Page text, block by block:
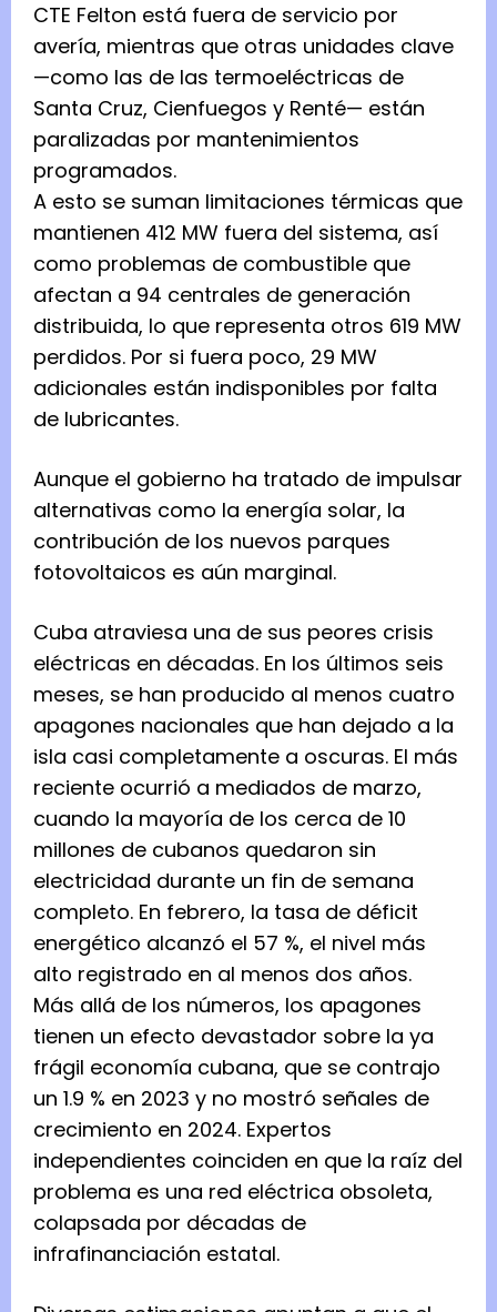
CTE Felton está fuera de servicio por
avería, mientras que otras unidades clave
—como las de las termoeléctricas de
Santa Cruz, Cienfuegos y Renté— están
paralizadas por mantenimientos
programados.
A esto se suman limitaciones térmicas que
mantienen 412 MW fuera del sistema, así
como problemas de combustible que
afectan a 94 centrales de generación
distribuida, lo que representa otros 619 MW
perdidos. Por si fuera poco, 29 MW
adicionales están indisponibles por falta
de lubricantes.
Aunque el gobierno ha tratado de impulsar
alternativas como la energía solar, la
contribución de los nuevos parques
fotovoltaicos es aún marginal.
Cuba atraviesa una de sus peores crisis
eléctricas en décadas. En los últimos seis
meses, se han producido al menos cuatro
apagones nacionales que han dejado a la
isla casi completamente a oscuras. El más
reciente ocurrió a mediados de marzo,
cuando la mayoría de los cerca de 10
millones de cubanos quedaron sin
electricidad durante un fin de semana
completo. En febrero, la tasa de déficit
energético alcanzó el 57 %, el nivel más
alto registrado en al menos dos años.
Más allá de los números, los apagones
tienen un efecto devastador sobre la ya
frágil economía cubana, que se contrajo
un 1.9 % en 2023 y no mostró señales de
crecimiento en 2024. Expertos
independientes coinciden en que la raíz del
problema es una red eléctrica obsoleta,
colapsada por décadas de
infrafinanciación estatal.